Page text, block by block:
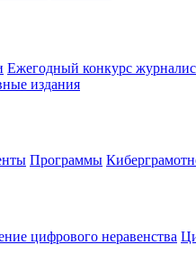
Ежегодный конкурс
издания
Программы
цифрового неравенства